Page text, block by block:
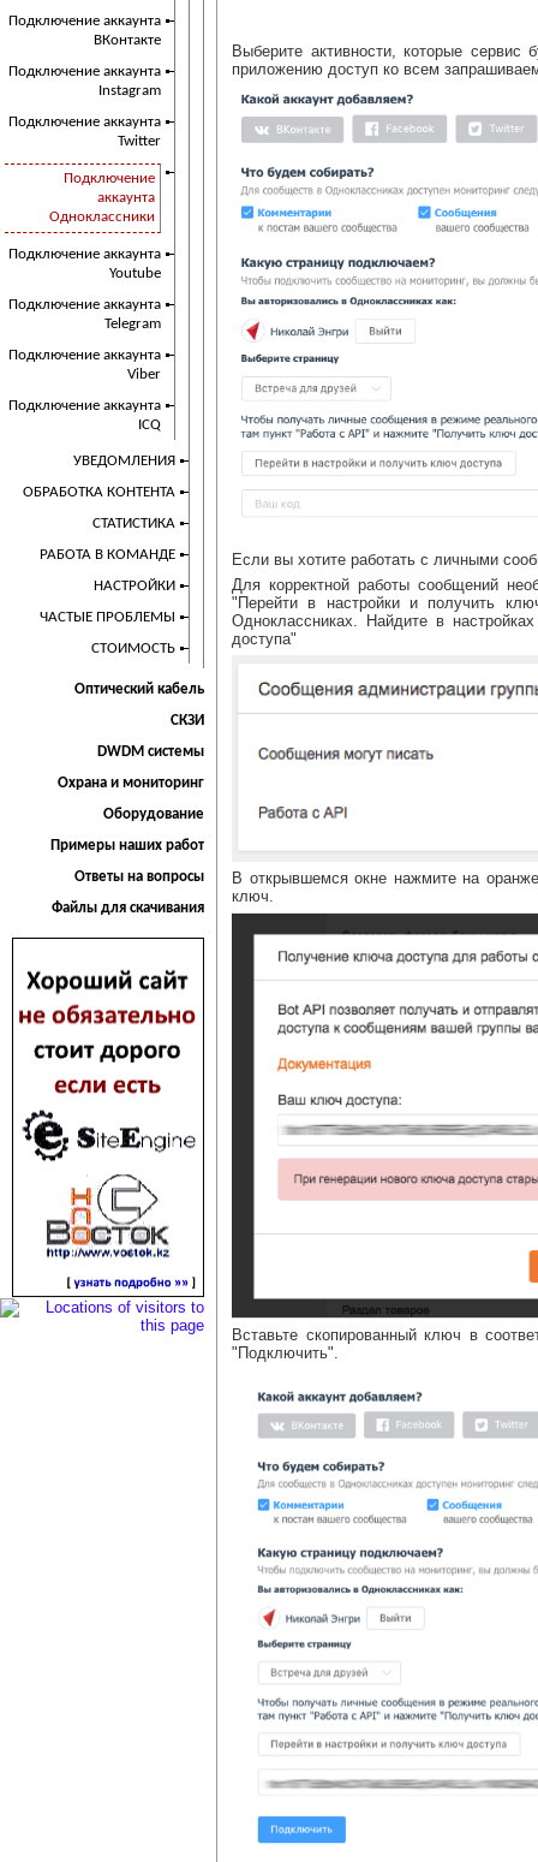
Подключение аккаунта
ВКонтакте
Подключение аккаунта
Instagram
Подключение аккаунта
Twitter
Подключение
аккаунта
Одноклассники
Подключение аккаунта
Youtube
Подключение аккаунта
Telegram
Подключение аккаунта
Viber
Подключение аккаунта
ICQ
УВЕДОМЛЕНИЯ
ОБРАБОТКА КОНТЕНТА
СТАТИСТИКА
РАБОТА В КОМАНДЕ
НАСТРОЙКИ
ЧАСТЫЕ ПРОБЛЕМЫ
СТОИМОСТЬ
Оптический кабель
СКЗИ
DWDM системы
Охрана и мониторинг
Оборудование
Примеры наших работ
Ответы на вопросы
Файлы для скачивания
Выберите активности, которые сервис
приложению доступ ко всем
Если вы хотите работать с личными
Для корректной работы сообщений
"Перейти в настройки и получить
Одноклассниках. Найдите в
доступа"
В открывшемся окне нажмите на
ключ.
Вставьте скопированный ключ в
"Подключить".